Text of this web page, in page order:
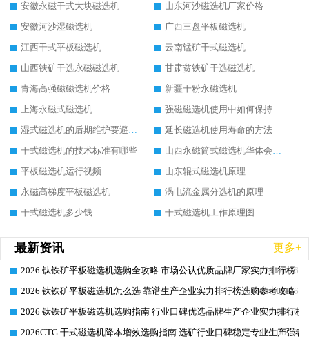
安徽永磁干式大块磁选机
山东河沙磁选机厂家价格
安徽河沙湿磁选机
广西三盘平板磁选机
江西干式平板磁选机
云南锰矿干式磁选机
山西铁矿干选永磁磁选机
甘肃贫铁矿干选磁选机
青海高强磁磁选机价格
新疆干粉永磁选机
上海永磁式磁选机
强磁磁选机使用中如何保持其顺畅运行
湿式磁选机的后期维护要避开哪些坑
延长磁选机使用寿命的方法
干式磁选机的技术标准有哪些
山西永磁筒式磁选机华体会手机网页版-华体会(中国)
平板磁选机运行视频
山东辊式磁选机原理
永磁高梯度平板磁选机
涡电流金属分选机的原理
干式磁选机多少钱
干式磁选机工作原理图
最新资讯 更多+
2026-06-26
2026 钛铁矿平板磁选机选购全攻略 市场公认优质品牌厂家实力排行榜
2026-06-26
2026 钛铁矿平板磁选机怎么选 靠谱生产企业实力排行榜选购参考攻略
2026-06-26
2026 钛铁矿平板磁选机选购指南 行业口碑优选品牌生产企业实力排行榜
2026-06-26
2026CTG 干式磁选机降本增效选购指南 选矿行业口碑稳定专业生产强者